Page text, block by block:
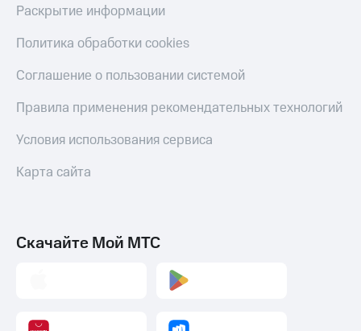
Раскрытие информации
Политика обработки cookies
Соглашение о пользовании системой
Правила применения рекомендательных технологий
Условия использования сервиса
Карта сайта
Скачайте Мой МТС